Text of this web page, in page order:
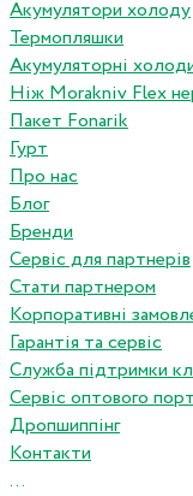
Акумулятори холоду
Термопляшки
Акумуляторні
Ніж Morakniv Flex
Пакет Fonarik
Гурт
Про нас
Блог
Бренди
Сервіс для партнерів
Стати партнером
Корпоративні
Гарантія та сервіс
Служба підтримки
Сервіс оптового
Дропшиппінг
Контакти
...